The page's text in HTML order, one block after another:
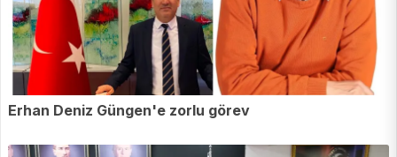
Erhan Deniz Güngen'e zorlu görev